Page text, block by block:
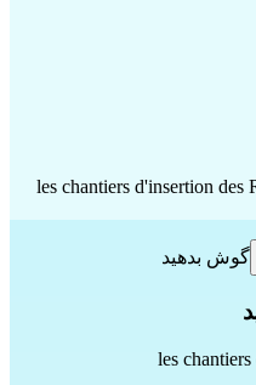
les chantiers d'insertion
گوش بدهید
les